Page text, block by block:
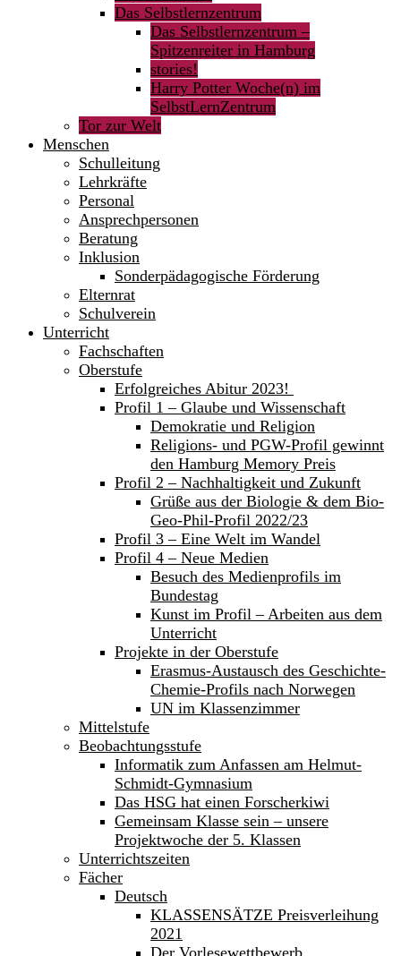
Das Selbstlernzentrum
Das Selbstlernzentrum –
Spitzenreiter in Hamburg
stories!
Harry Potter Woche(n) im
SelbstLernZentrum
Tor zur Welt
Menschen
Schulleitung
Lehrkräfte
Personal
Ansprechpersonen
Beratung
Inklusion
Sonderpädagogische Förderung
Elternrat
Schulverein
Unterricht
Fachschaften
Oberstufe
Erfolgreiches Abitur 2023!
Profil 1 – Glaube und Wissenschaft
Demokratie und Religion
Religions- und PGW-Profil gewinnt
den Hamburg Memory Preis
Profil 2 – Nachhaltigkeit und Zukunft
Grüße aus der Biologie & dem Bio-
Geo-Phil-Profil 2022/23
Profil 3 – Eine Welt im Wandel
Profil 4 – Neue Medien
Besuch des Medienprofils im
Bundestag
Kunst im Profil – Arbeiten aus dem
Unterricht
Projekte in der Oberstufe
Erasmus-Austausch des Geschichte-
Chemie-Profils nach Norwegen
UN im Klassenzimmer
Mittelstufe
Beobachtungsstufe
Informatik zum Anfassen am Helmut-
Schmidt-Gymnasium
Das HSG hat einen Forscherkiwi
Gemeinsam Klasse sein – unsere
Projektwoche der 5. Klassen
Unterrichtszeiten
Fächer
Deutsch
KLASSENSÄTZE Preisverleihung
2021